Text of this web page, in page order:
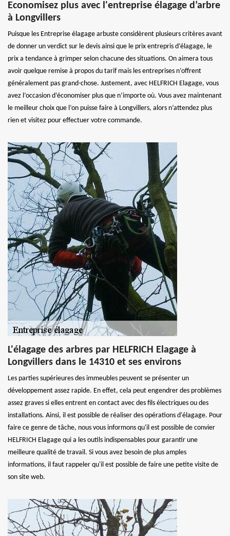
Economisez plus avec l'entreprise élagage d’arbre
à Longvillers
Puisque les Entreprise élagage arbuste considèrent plusieurs critères avant
de donner un verdict sur le devis ainsi que le prix entrepris d’élagage, le
prix a tendance à grimper selon chacune des situations. On aimera tous
avoir quelque remise à propos du tarif mais les entreprises n’offrent
généralement pas grand-chose. Justement, avec HELFRICH Elagage, vous
avez l’occasion d’économiser plus que n’importe où. Vous avez maintenant
le meilleur choix que l’on puisse faire à Longvillers, alors n’attendez plus
rien et visitez pour effectuer votre commande.
L'élagage des arbres par HELFRICH Elagage à
Longvillers dans le 14310 et ses environs
Les parties supérieures des immeubles peuvent se présenter un
développement assez rapide. En effet, cela peut engendrer des problèmes
assez graves si elles entrent en contact avec des fils électriques ou des
installations. Ainsi, il est possible de réaliser des opérations d'élagage. Pour
faire ce genre de tâche, nous vous informons qu'il est possible de convier
HELFRICH Elagage qui a les outils indispensables pour garantir une
meilleure qualité de travail. Si vous avez besoin de plus amples
informations, il faut rappeler qu'il est possible de faire une petite visite de
son site web.